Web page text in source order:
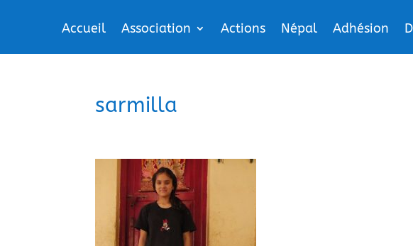
Accueil Association Actions Népal Adhésion
sarmilla